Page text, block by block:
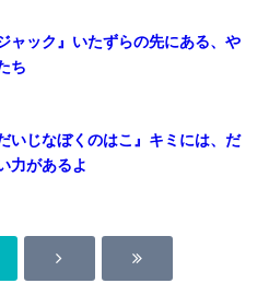
ャック』いたずらの先にある、や
ち
いじなぼくのはこ』キミには、だ
力があるよ